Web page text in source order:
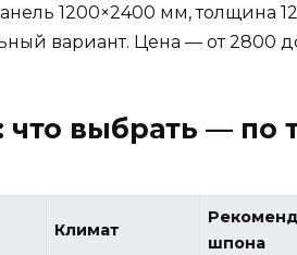
1200×2400 мм, толщина
вариант. Цена — от 2800
что выбрать — по
Климат
шпона